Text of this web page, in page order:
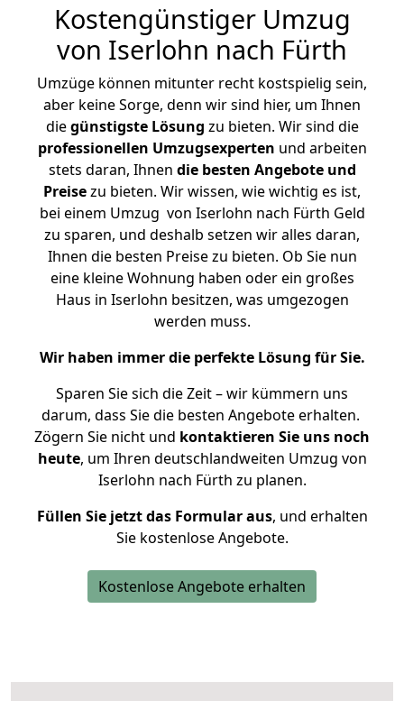
Kostengünstiger Umzug
von Iserlohn nach Fürth
Umzüge können mitunter recht kostspielig sein,
aber keine Sorge, denn wir sind hier, um Ihnen
diegünstigste Lösung zu bieten. Wir sind die
professionellen Umzugsexperten und arbeiten
stets daran, Ihnen die besten Angebote und
Preisezu bieten. Wir wissen, wie wichtig es ist,
bei einem Umzug von Iserlohn nach Fürth Geld
zu sparen, und deshalb setzen wir alles daran,
Ihnen die besten Preise zu bieten. Ob Sie nun
eine kleine Wohnung haben oder ein großes
Haus in Iserlohn besitzen, was umgezogen
werden muss.
Wir haben immer die perfekte Lösung für Sie.
Sparen Sie sich die Zeit – wir kümmern uns
darum, dass Sie die besten Angebote erhalten.
Zögern Sie nicht und kontaktieren Sie uns noch
heute, um Ihren deutschlandweiten Umzug von
Iserlohn nach Fürth zu planen.
Füllen Sie jetzt das Formular aus, und erhalten
Sie kostenlose Angebote.
Kostenlose Angebote erhalten